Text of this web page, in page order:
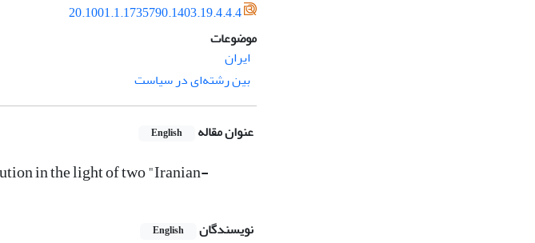
20.1001.1.1735790.1403.19.4.4.4
موضوعات
ایران
بین رشته‌ای در سیاست
عنوان مقاله English
in the light of two "Iranian-
نویسندگان English